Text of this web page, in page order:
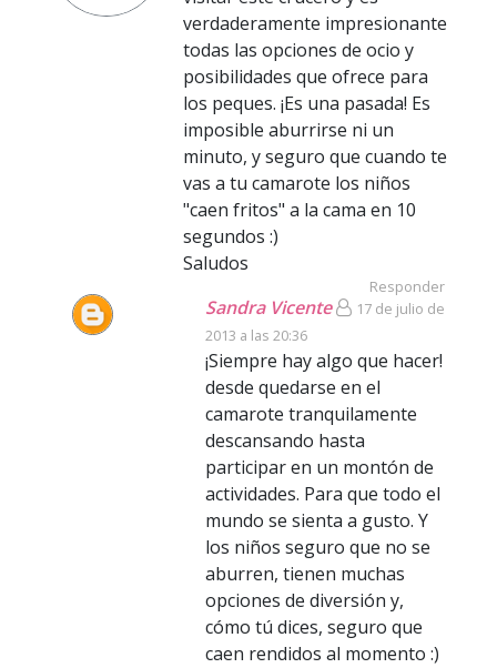
verdaderamente impresionante
todas las opciones de ocio y
posibilidades que ofrece para
los peques. ¡Es una pasada! Es
imposible aburrirse ni un
minuto, y seguro que cuando te
vas a tu camarote los niños
"caen fritos" a la cama en 10
segundos :)
Saludos
Responder
Sandra Vicente
17 de julio de
2013 a las 20:36
¡Siempre hay algo que hacer!
desde quedarse en el
camarote tranquilamente
descansando hasta
participar en un montón de
actividades. Para que todo el
mundo se sienta a gusto. Y
los niños seguro que no se
aburren, tienen muchas
opciones de diversión y,
cómo tú dices, seguro que
caen rendidos al momento :)